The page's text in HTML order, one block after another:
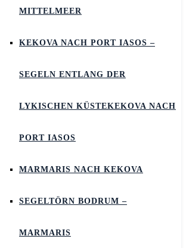
MITTELMEER
KEKOVA NACH PORT IASOS –
SEGELN ENTLANG DER
LYKISCHEN KÜSTEKEKOVA NACH
PORT IASOS
MARMARIS NACH KEKOVA
SEGELTÖRN BODRUM –
MARMARIS